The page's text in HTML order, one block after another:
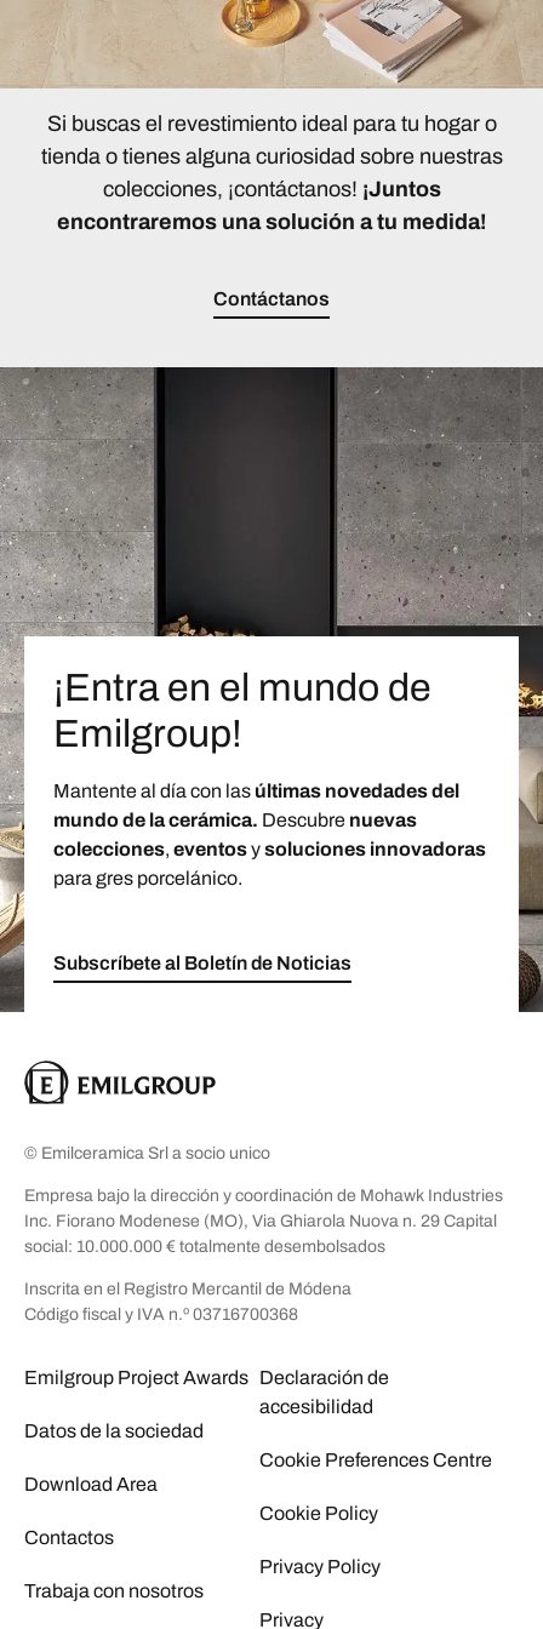
Si buscas el revestimiento ideal para tu hogar o
tienda o tienes alguna curiosidad sobre nuestras
colecciones, ¡contáctanos! ¡Juntos
encontraremos una solución a tu medida!
Contáctanos
¡Entra en el mundo de
Emilgroup!
Mantente al día con las últimas novedades del
mundo de la cerámica. Descubre nuevas
colecciones, eventosysoluciones innovadoras
para gres porcelánico.
Subscríbete al Boletín de Noticias
© Emilceramica Srl a socio unico
Empresa bajo la dirección y coordinación de Mohawk Industries
Inc. Fiorano Modenese (MO), Via Ghiarola Nuova n. 29 Capital
social: 10.000.000 € totalmente desembolsados
Inscrita en el Registro Mercantil de Módena
Código fiscal y IVA n.º 03716700368
Emilgroup Project Awards
Datos de la sociedad
Download Area
Contactos
Trabaja con nosotros
Declaración de
accesibilidad
Cookie Preferences Centre
Cookie Policy
Privacy Policy
Privacy